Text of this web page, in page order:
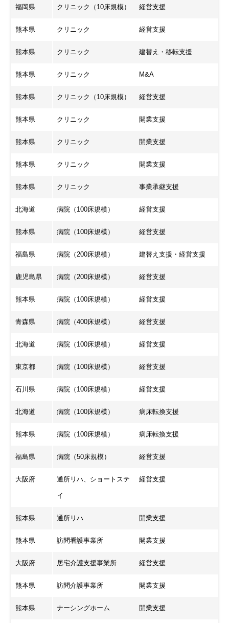
福岡県 クリニック（10床規模） 経営支援
熊本県 クリニック 経営支援
熊本県 クリニック 建替え・移転支援
熊本県 クリニック M&A
熊本県 クリニック（10床規模） 経営支援
熊本県 クリニック 開業支援
熊本県 クリニック 開業支援
熊本県 クリニック 開業支援
熊本県 クリニック 事業承継支援
北海道 病院（100床規模） 経営支援
熊本県 病院（100床規模） 経営支援
福島県 病院（200床規模） 建替え支援・経営支援
鹿児島県 病院（200床規模） 経営支援
熊本県 病院（100床規模） 経営支援
青森県 病院（400床規模） 経営支援
北海道 病院（100床規模） 経営支援
東京都 病院（100床規模） 経営支援
石川県 病院（100床規模） 経営支援
北海道 病院（100床規模） 病床転換支援
熊本県 病院（100床規模） 病床転換支援
福島県 病院（50床規模） 経営支援
大阪府 通所リハ、ショートステ
イ
経営支援
熊本県 通所リハ 開業支援
熊本県 訪問看護事業所 開業支援
大阪府 居宅介護支援事業所 経営支援
熊本県 訪問介護事業所 開業支援
熊本県 ナーシングホーム 開業支援